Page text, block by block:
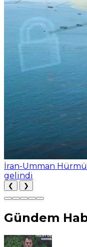
İran-Umman
gelindi
❮ ❯
Gündem